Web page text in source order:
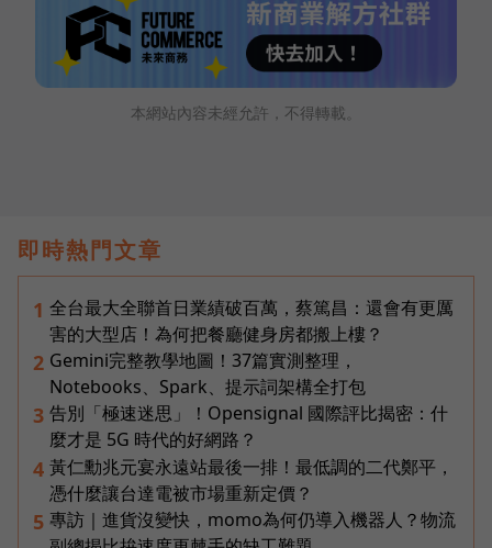
本網站內容未經允許，不得轉載。
即時熱門文章
1 全台最大全聯首日業績破百萬，蔡篤昌：還會有更厲
害的大型店！為何把餐廳健身房都搬上樓？
2 Gemini完整教學地圖！37篇實測整理，
Notebooks、Spark、提示詞架構全打包
3 告別「極速迷思」！Opensignal 國際評比揭密：什
麼才是 5G 時代的好網路？
4 黃仁勳兆元宴永遠站最後一排！最低調的二代鄭平，
憑什麼讓台達電被市場重新定價？
5 專訪｜進貨沒變快，momo為何仍導入機器人？物流